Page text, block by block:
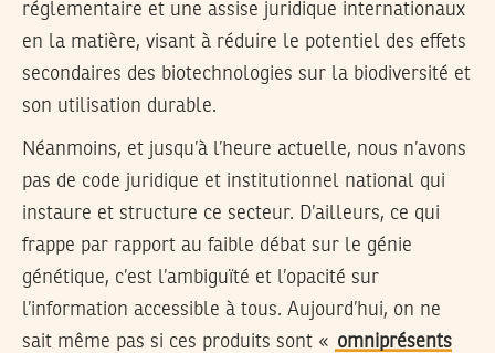
réglementaire et une assise juridique internationaux
en la matière, visant à réduire le potentiel des effets
secondaires des biotechnologies sur la biodiversité et
son utilisation durable.
Néanmoins, et jusqu’à l’heure actuelle, nous n’avons
pas de code juridique et institutionnel national qui
instaure et structure ce secteur. D’ailleurs, ce qui
frappe par rapport au faible débat sur le génie
génétique, c’est l’ambiguïté et l’opacité sur
l’information accessible à tous. Aujourd’hui, on ne
sait même pas si ces produits sont « omniprésents